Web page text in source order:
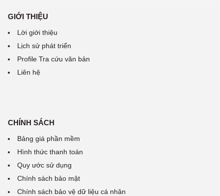
GIỚI THIỆU
Lời giới thiệu
Lịch sử phát triển
Profile Tra cứu văn bản
Liên hệ
CHÍNH SÁCH
Bảng giá phần mềm
Hình thức thanh toán
Quy ước sử dụng
Chính sách bảo mật
Chính sách bảo vệ dữ liệu cá nhân